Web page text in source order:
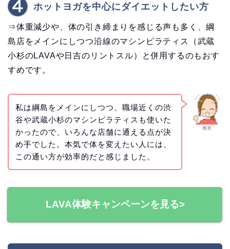
ホットヨガを中心にダイエットしたい方
⇒体重減少や、体の引き締まりを感じる声も多く、綱
島店をメインにしつつ沿線のマシンピラティス（武蔵
小杉のLAVAや日吉のリントスル）と併用するのもおす
すめです。
雅美
私は綱島をメインにしつつ、職場近くの渋
谷や武蔵小杉のマシンピラティスも使いた
かったので、いろんな店舗に通える点が決
め手でした。本気で体を変えたい人には、
この通い方が効率的だと感じました。
LAVA体験キャンペーンを見る>